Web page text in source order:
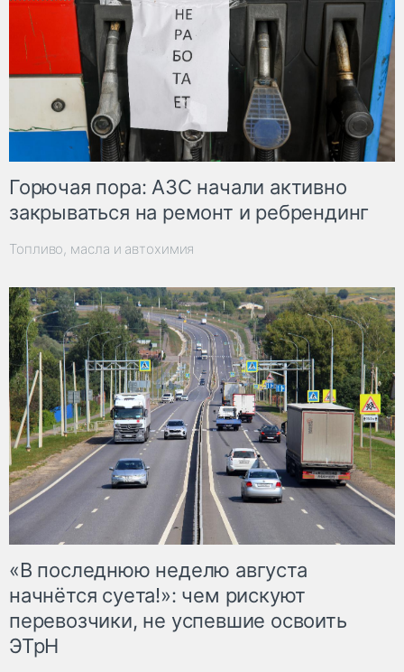
Горючая пора: АЗС начали активно
закрываться на ремонт и ребрендинг
Топливо, масла и автохимия
«В последнюю неделю августа
начнётся суета!»: чем рискуют
перевозчики, не успевшие освоить
ЭТрН